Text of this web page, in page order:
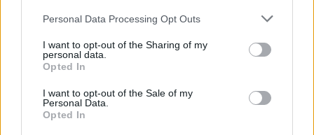
Please note that this website/app uses one or more Google
not limited to your visit or usage behaviour. You may click to
grant or deny consent to Google and its third-party tags to
use your data for below specified purposes in below Google
consent section.
Personal Data Processing Opt Outs
I want to opt-out of the Sharing of my
personal data.
Opted In
I want to opt-out of the Sale of my
Personal Data.
Opted In
cemento. József V., un imprenditore locale, reclutò due
giovani, Péter e János, da una spiaggia, offrendo una doppia
paga per il lavoro immediato. János rifiutò, ma Péter andò
avanti. Mentre lavorava, il corpo di un bambino avvolto in un
foglio di alluminio fu scoperto quando si ruppe una carriola.
József V. inizialmente apparve confuso, poi offrì denaro e
fece minacce per garantire il silenzio di Péter, l’ex fidanzata di
Péter rivelò in seguito che mentre Péter guadagnava